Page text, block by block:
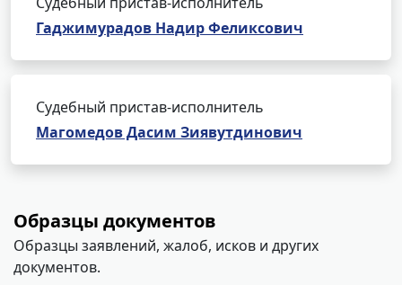
Гаджимурадов Надир Феликсович
Судебный пристав-исполнитель
Магомедов Дасим Зиявутдинович
Образцы документов
Образцы заявлений, жалоб, исков и других
документов.